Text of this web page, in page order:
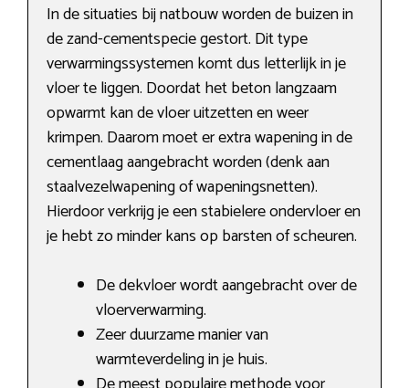
In de situaties bij natbouw worden de buizen in
de zand-cementspecie gestort. Dit type
verwarmingssystemen komt dus letterlijk in je
vloer te liggen. Doordat het beton langzaam
opwarmt kan de vloer uitzetten en weer
krimpen. Daarom moet er extra wapening in de
cementlaag aangebracht worden (denk aan
staalvezelwapening of wapeningsnetten).
Hierdoor verkrijg je een stabielere ondervloer en
je hebt zo minder kans op barsten of scheuren.
De dekvloer wordt aangebracht over de
vloerverwarming.
Zeer duurzame manier van
warmteverdeling in je huis.